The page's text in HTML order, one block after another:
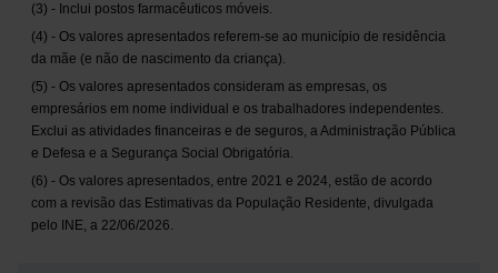
(3) - Inclui postos farmacêuticos móveis.
(4) - Os valores apresentados referem-se ao município de residência
da mãe (e não de nascimento da criança).
(5) - Os valores apresentados consideram as empresas, os
empresários em nome individual e os trabalhadores independentes.
Exclui as atividades financeiras e de seguros, a Administração Pública
e Defesa e a Segurança Social Obrigatória.
(6) - Os valores apresentados, entre 2021 e 2024, estão de acordo
com a revisão das Estimativas da População Residente, divulgada
pelo INE, a 22/06/2026.